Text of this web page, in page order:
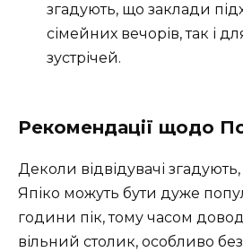
згадують, що заклади
сімейних вечорів, так і
зустрічей.
Рекомендації щодо
Деколи відвідувачі
Япіко можуть бути дуже
години пік, тому часом
вільний столик, особливо